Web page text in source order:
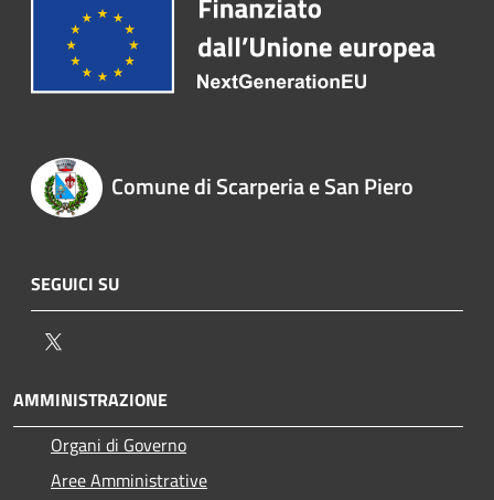
Comune di Scarperia e San Piero
SEGUICI SU
AMMINISTRAZIONE
Organi di Governo
Aree Amministrative